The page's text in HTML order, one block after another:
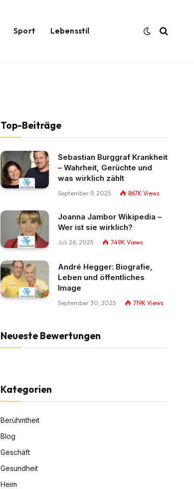
Sport Lebensstil
Top-Beiträge
Sebastian Burggraf Krankheit
– Wahrheit, Gerüchte und
was wirklich zählt
September 9, 2025 867K Views
Joanna Jambor Wikipedia –
Wer ist sie wirklich?
Juli 26, 2025 749K Views
André Hegger: Biografie,
Leben und öffentliches
Image
September 30, 2025 719K Views
Neueste Bewertungen
Kategorien
Berühmtheit
Blog
Geschäft
Gesundheit
Heim